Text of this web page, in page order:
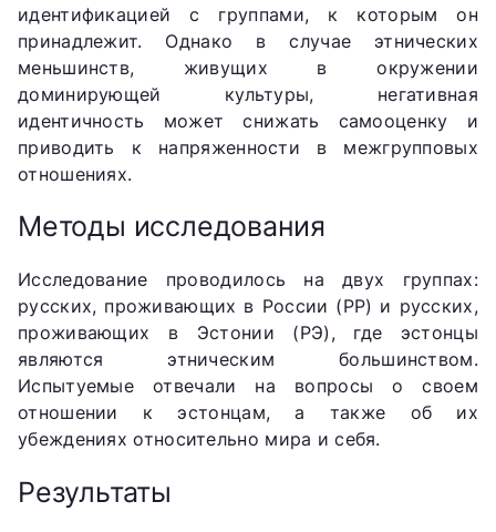
идентификацией с группами, к которым он
принадлежит. Однако в случае этнических
меньшинств, живущих в окружении
доминирующей культуры, негативная
идентичность может снижать самооценку и
приводить к напряженности в межгрупповых
отношениях.
Методы исследования
Исследование проводилось на двух группах:
русских, проживающих в России (РР) и русских,
проживающих в Эстонии (РЭ), где эстонцы
являются этническим большинством.
Испытуемые отвечали на вопросы о своем
отношении к эстонцам, а также об их
убеждениях относительно мира и себя.
Результаты